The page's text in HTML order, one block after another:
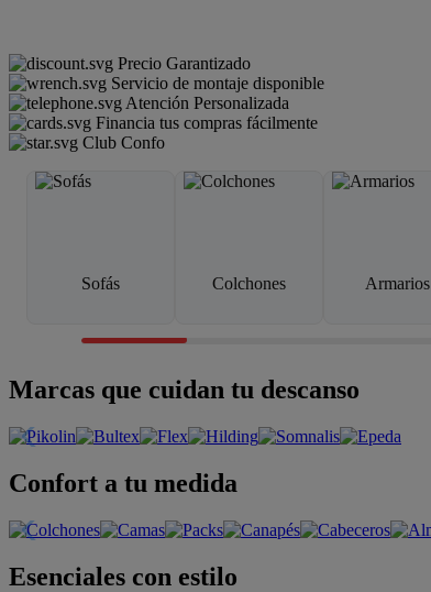
Precio Garantizado
Servicio de montaje disponible
Atención Personalizada
Financia tus compras fácilmente
Club Confo
Sofás Colchones Armarios
Marcas que cuidan tu descanso
Confort a tu medida
Esenciales con estilo